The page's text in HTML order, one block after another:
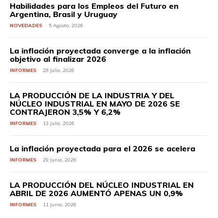
Habilidades para los Empleos del Futuro en
Argentina, Brasil y Uruguay
NOVEDADES 5 Agosto, 2026
La inflación proyectada converge a la inflación
objetivo al finalizar 2026
INFORMES 28 Julio, 2026
LA PRODUCCIÓN DE LA INDUSTRIA Y DEL
NÚCLEO INDUSTRIAL EN MAYO DE 2026 SE
CONTRAJERON 3,5% Y 6,2%
INFORMES 13 Julio, 2026
La inflación proyectada para el 2026 se acelera
INFORMES 29 Junio, 2026
LA PRODUCCIÓN DEL NÚCLEO INDUSTRIAL EN
ABRIL DE 2026 AUMENTÓ APENAS UN 0,9%
INFORMES 11 Junio, 2026